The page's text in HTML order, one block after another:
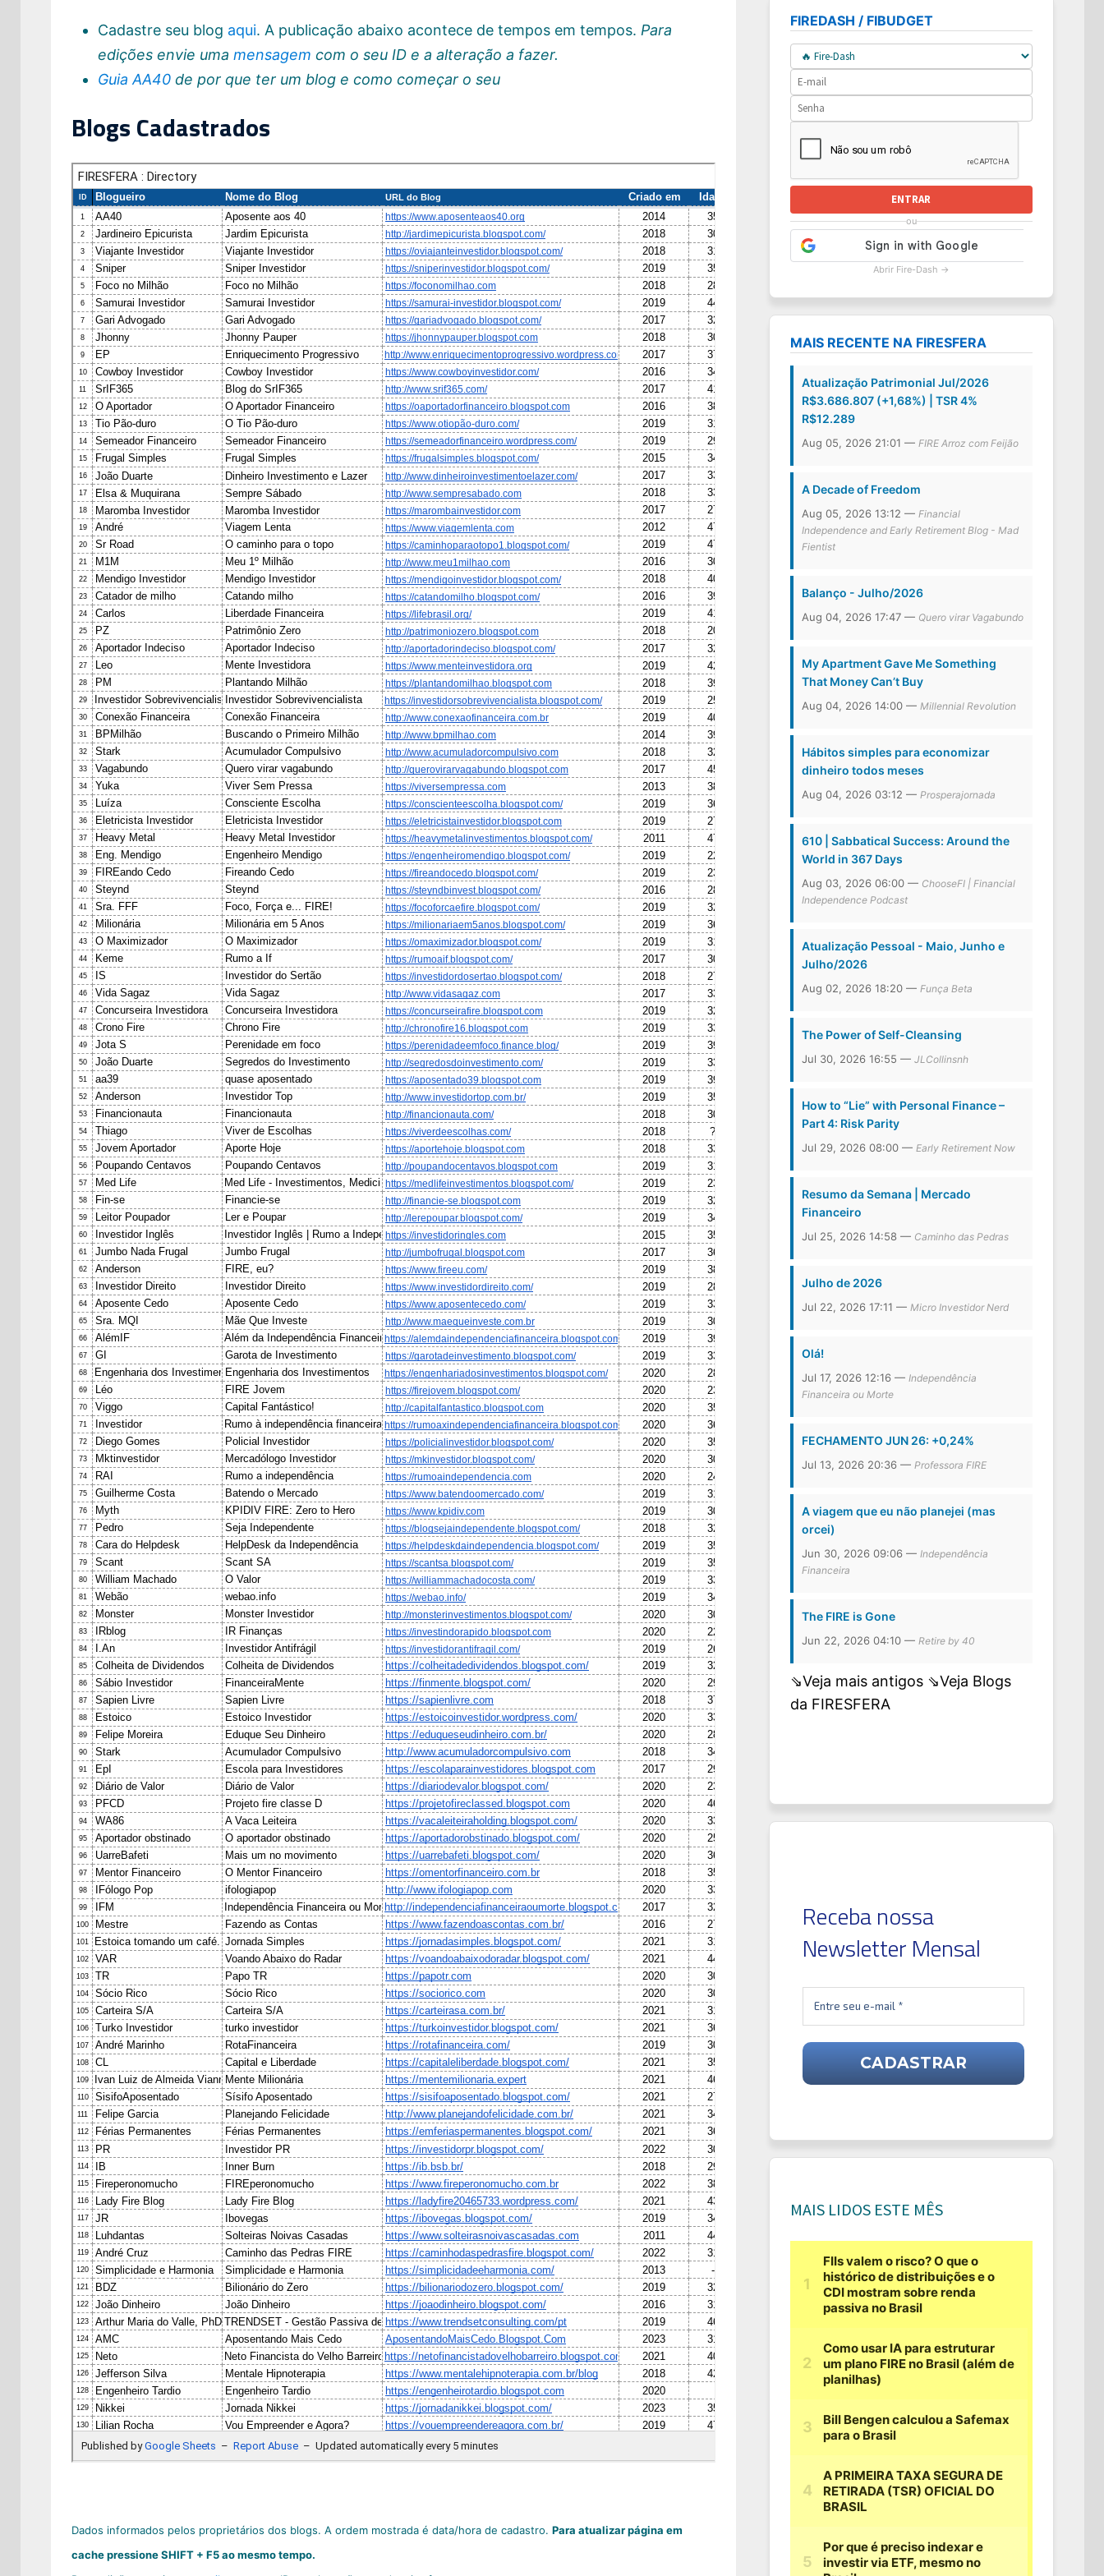
Cadastre seu blog aqui. A publicação abaixo acontece de tempos em tempos. Para
edições envie uma mensagem com o seu ID e a alteração a fazer.
Guia AA40de por que ter um blog e como começar o seu
Blogs Cadastrados
Dados informados pelos proprietários dos blogs. A ordem mostrada é data/hora de cadastro. Para atualizar página em
cache pressione SHIFT + F5 ao mesmo tempo.
FIREDASH / FIBUDGET
ENTRAR
ou
Abrir Fire-Dash →
MAIS RECENTE NA FIRESFERA
Atualização Patrimonial Jul/2026
R$3.686.807 (+1,68%) | TSR 4%
R$12.289
Aug 05, 2026 21:01 —FIRE Arroz com Feijão
A Decade of Freedom
Aug 05, 2026 13:12 —Financial
Independence and Early Retirement Blog - Mad
Fientist
Balanço - Julho/2026
Aug 04, 2026 17:47 — Quero virar Vagabundo
My Apartment Gave Me Something
That Money Can’t Buy
Aug 04, 2026 14:00 —Millennial Revolution
Hábitos simples para economizar
dinheiro todos meses
Aug 04, 2026 03:12 —Prosperajornada
610 | Sabbatical Success: Around the
World in 367 Days
Aug 03, 2026 06:00 — ChooseFI | Financial
Independence Podcast
Atualização Pessoal - Maio, Junho e
Julho/2026
Aug 02, 2026 18:20 —Funça Beta
The Power of Self-Cleansing
Jul 30, 2026 16:55 —JLCollinsnh
How to “Lie” with Personal Finance –
Part 4: Risk Parity
Jul 29, 2026 08:00 —Early Retirement Now
Resumo da Semana | Mercado
Financeiro
Jul 25, 2026 14:58 — Caminho das Pedras
Julho de 2026
Jul 22, 2026 17:11 —Micro Investidor Nerd
Olá!
Jul 17, 2026 12:16 —Independência
Financeira ou Morte
FECHAMENTO JUN 26: +0,24%
Jul 13, 2026 20:36 —Professora FIRE
A viagem que eu não planejei (mas
orcei)
Jun 30, 2026 09:06 —Independência
Financeira
The FIRE is Gone
Jun 22, 2026 04:10 —Retire by 40
⇘Veja mais antigos ⇘Veja Blogs
da FIRESFERA
Receba nossa
Newsletter Mensal
MAIS LIDOS ESTE MÊS